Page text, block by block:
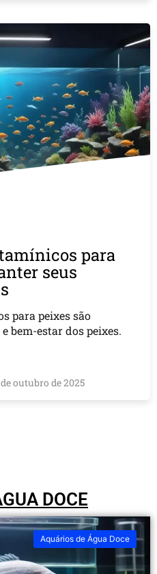
para
seus
para peixes são
bem-estar dos peixes.
outubro de 2025
DOCE
Aquários de Água Doce